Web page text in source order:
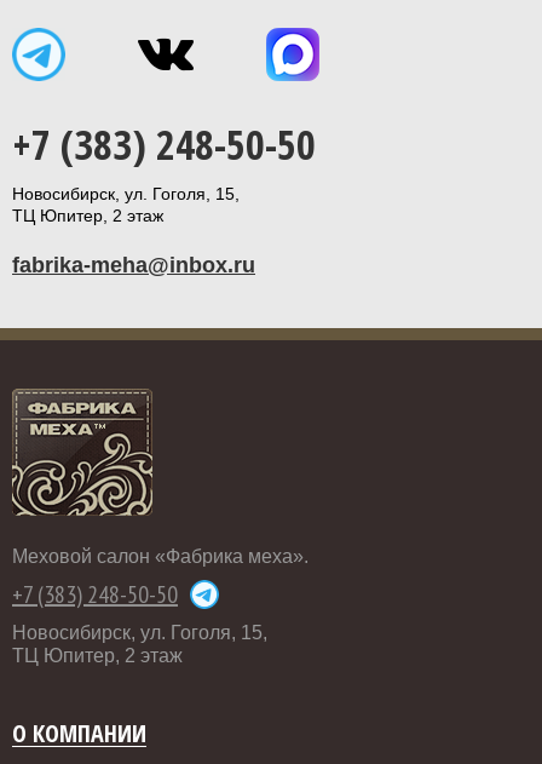
+7 (383) 248-50-50
Новосибирск, ул. Гоголя, 15,
ТЦ Юпитер, 2 этаж
fabrika-meha@inbox.ru
Меховой салон «Фабрика меха».
+7 (383) 248-50-50
Новосибирск, ул. Гоголя, 15,
ТЦ Юпитер, 2 этаж
О КОМПАНИИ